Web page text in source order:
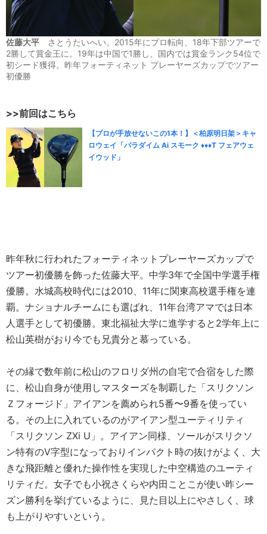
佐藤大平 さとうたいへい。2015年にプロ転向、18年下部ツアーで
2勝して賞金王に。19年は中国で1勝し、国内では賞金ランク54位で
初シード獲得。昨年フォーティネット プレーヤーズカップでツアー
初優勝
>>前回はこちら
【プロが手放せないこの1本！】＜柏原明日架＞キャ
ロウェイ「パラダイム Ai スモーク ♦♦♦T フェアウェ
イウッド」
昨年秋に行われたフォーティネットプレーヤーズカップで
ツアー初優勝を飾った佐藤大平。中学3年で全国中学選手権
優勝。水城高校時代には2010、11年に関東高校選手権を連
覇。ナショナルチームにも選ばれ、11年台湾アマでは日本
人選手として初優勝。東北福祉大学に進学すると2学年上に
松山英樹がおり今でも兄貴分と慕っている。
その縁で数年前に松山のフロリダ州の自宅で合宿をした際
に、松山自身が使用しマスターズを制覇した「スリクソン
Ｚフォージド」アイアンを薦められ5番〜9番を使ってい
る。その上に入れているのがアイアン型ユーティリティ
「スリクソン ZXi U」。アイアン同様、ソールがスリクソ
ン特有のV字型になっておりインパクト時の抜けがよく、大
きな飛距離と優れた操作性を実現した中空構造のユーティ
リティだ。女子でも小祝さくらや内田ことこが使い昨シー
ズン勝利を挙げているように、見た目以上にやさしく、球
も上がりやすいという。